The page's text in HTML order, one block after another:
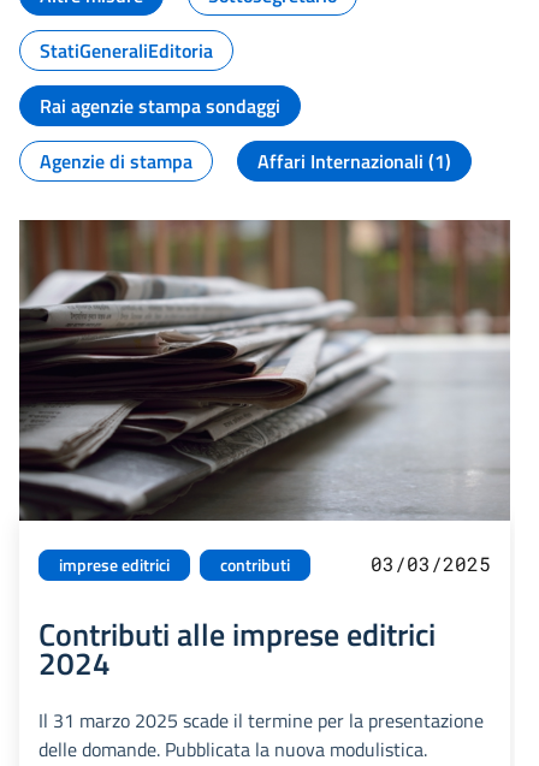
StatiGeneraliEditoria
Rai agenzie stampa sondaggi
Agenzie di stampa
Affari Internazionali (1)
imprese editrici contributi 03/03/2025
Contributi alle imprese editrici
2024
Il 31 marzo 2025 scade il termine per la presentazione
delle domande. Pubblicata la nuova modulistica.